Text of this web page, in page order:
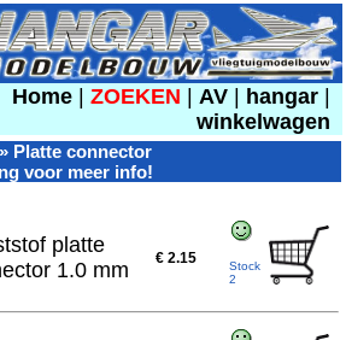
Home ZOEKEN AV hangar
winkelwagen
» Platte connector
voor meer info!
platte
1.0 mm
€ 2.15
Stock
2